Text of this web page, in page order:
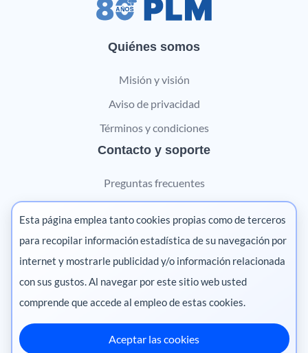
Quiénes somos
Misión y visión
Aviso de privacidad
Términos y condiciones
Contacto y soporte
Preguntas frecuentes
Contáctanos
Marketing digital
Pharma
México ·
Esta página emplea tanto cookies propias como de terceros
para recopilar información estadística de su navegación por
internet y mostrarle publicidad y/o información relacionada
con sus gustos. Al navegar por este sitio web usted
comprende que accede al empleo de estas cookies.
Aceptar las cookies